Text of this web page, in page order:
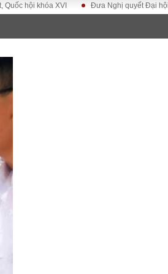
– Đô thị
khóa XVI Đưa Nghị quyết Đại hội Đảng